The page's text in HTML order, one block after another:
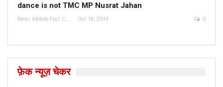
dance is not TMC MP Nusrat Jahan
News Mobile Fact Check Bureau Oct 18, 2019 0
फ़ेक न्यूज़ चेकर